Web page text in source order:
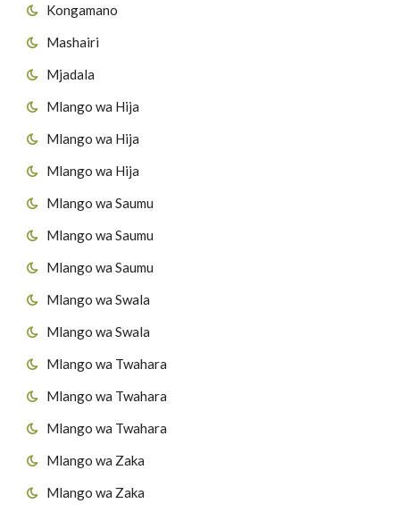
Kongamano
Mashairi
Mjadala
Mlango wa Hija
Mlango wa Hija
Mlango wa Hija
Mlango wa Saumu
Mlango wa Saumu
Mlango wa Saumu
Mlango wa Swala
Mlango wa Swala
Mlango wa Twahara
Mlango wa Twahara
Mlango wa Twahara
Mlango wa Zaka
Mlango wa Zaka